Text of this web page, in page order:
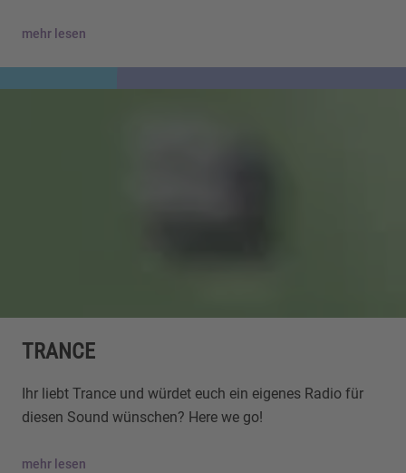
mehr lesen
TRANCE
Ihr liebt Trance und würdet euch ein eigenes Radio für
diesen Sound wünschen? Here we go!
mehr lesen